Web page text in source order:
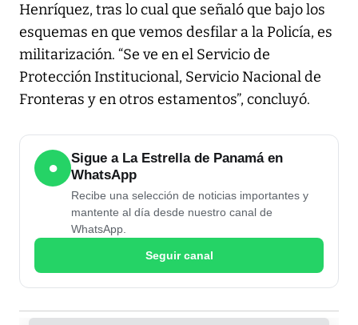
Henríquez, tras lo cual que señaló que bajo los
esquemas en que vemos desfilar a la Policía, es
militarización. “Se ve en el Servicio de
Protección Institucional, Servicio Nacional de
Fronteras y en otros estamentos”, concluyó.
●
Sigue a La Estrella de Panamá en
WhatsApp
Recibe una selección de noticias importantes y
mantente al día desde nuestro canal de
WhatsApp.
Seguir canal